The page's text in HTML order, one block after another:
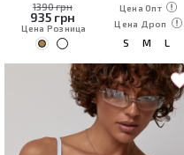
1390 грн
935 грн
Цена Розница
Цена Опт
Цена Дроп
S M L